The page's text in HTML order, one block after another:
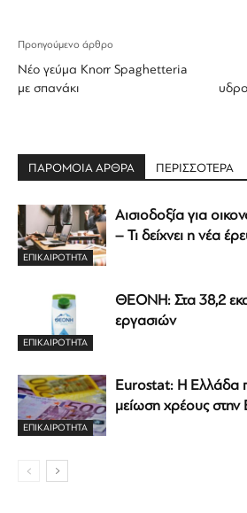
Προηγούμενο άρθρο
Νέο γεύμα Κnorr Spaghetteria
με σπανάκι
ΠΑΡΟΜΟΙΑ ΑΡΘΡΑ ΠΕΡΙΣΣΟΤΕΡΑ
ΕΠΙΚΑΙΡΟΤΗΤΑ
Αισιοδοξία για
– Τι δείχνει η νέα
ΕΠΙΚΑΙΡΟΤΗΤΑ
ΘΕΟΝΗ: Στα 38,2
εργασιών
ΕΠΙΚΑΙΡΟΤΗΤΑ
Eurostat: Η Ελλάδα
μείωση χρέους στην